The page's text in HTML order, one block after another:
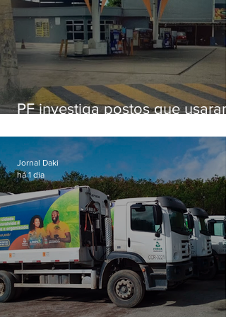
PF investiga postos que usaram
secretário morto em 2020
Jornal Daki
há 1 dia